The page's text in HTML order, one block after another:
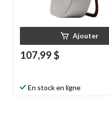
Ajouter
107,99 $
En stock en ligne